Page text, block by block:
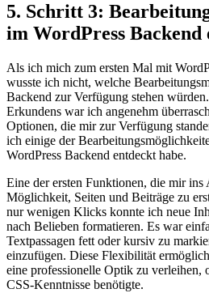
5. Schritt 3:
im WordPress Backend
Als ich mich zum ersten Mal mit
wusste ich nicht, welche
Backend zur Verfügung stehen
Erkundens war ich angenehm
Optionen, die mir zur Verfügung
ich einige der
WordPress Backend entdeckt habe.
Eine der ersten Funktionen, die mir
Möglichkeit, Seiten und Beiträge zu
nur wenigen Klicks konnte ich neue
nach Belieben formatieren. Es war
Textpassagen fett oder kursiv zu
einzufügen. Diese Flexibilität
eine professionelle Optik zu verleihen,
CSS-Kenntnisse benötigte.